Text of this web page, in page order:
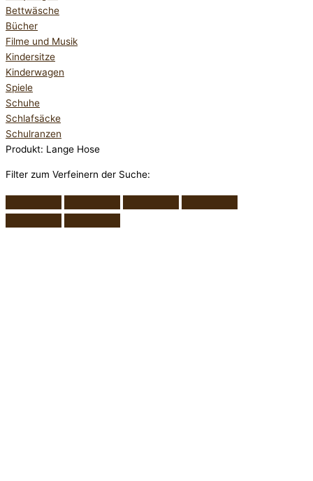
Bettwäsche
Bücher
Filme und Musik
Kindersitze
Kinderwagen
Spiele
Schuhe
Schlafsäcke
Schulranzen
Produkt: Lange Hose
Filter zum Verfeinern der Suche: